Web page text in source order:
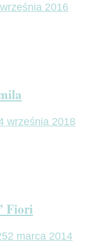
2016
września 2018
Fiori
2 marca 2014